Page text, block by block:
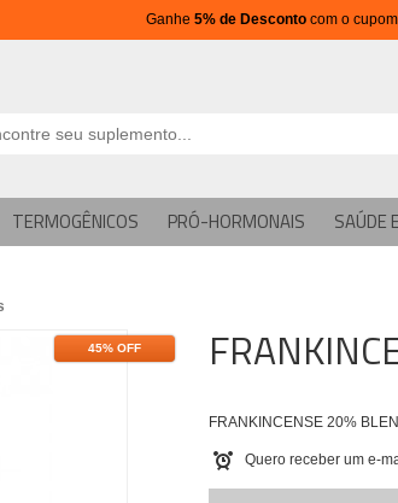
Ganhe 5% de Desconto com o cupom
TERMOGÊNICOS PRÓ-HORMONAIS SAÚDE
45% OFF
FRANKINCENSE 20%
Quero receber um e-